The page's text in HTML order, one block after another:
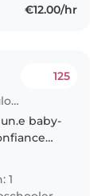
€12.00/hr
Babysitting job in Boulogne-Billancourt
125
baby-
une
sportive
1